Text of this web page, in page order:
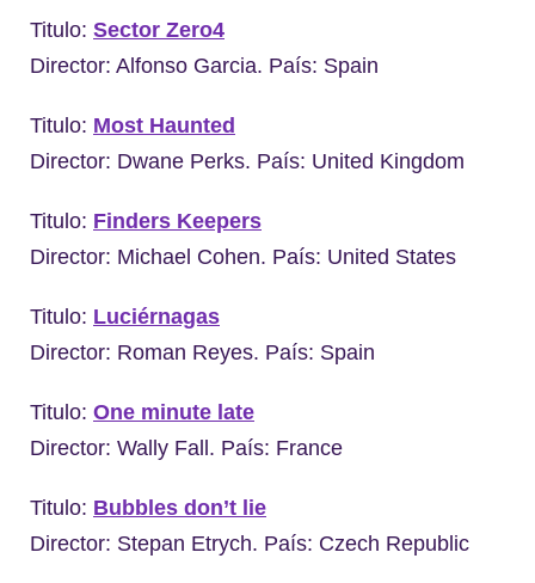
Titulo: Sector Zero4
Director: Alfonso Garcia. País: Spain
Titulo: Most Haunted
Director: Dwane Perks. País: United Kingdom
Titulo: Finders Keepers
Director: Michael Cohen. País: United States
Titulo: Luciérnagas
Director: Roman Reyes. País: Spain
Titulo: One minute late
Director: Wally Fall. País: France
Titulo: Bubbles don’t lie
Director: Stepan Etrych. País: Czech Republic